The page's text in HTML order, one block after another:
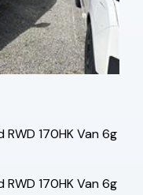
170HK Van 6g
170HK Van 6g